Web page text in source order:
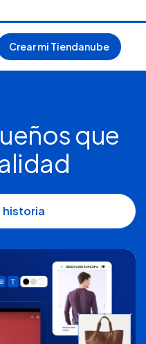
Crear mi Tiendanube
que
historia